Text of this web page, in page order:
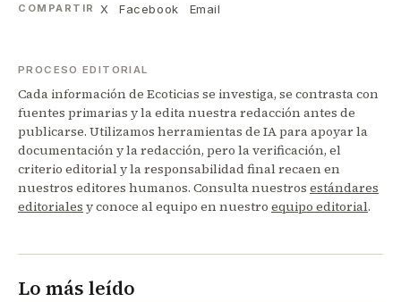
COMPARTIR X Facebook Email
PROCESO EDITORIAL
Cada información de Ecoticias se investiga, se contrasta con
fuentes primarias y la edita nuestra redacción antes de
publicarse. Utilizamos herramientas de IA para apoyar la
documentación y la redacción, pero la verificación, el
criterio editorial y la responsabilidad final recaen en
nuestros editores humanos. Consulta nuestros estándares
editoriales y conoce al equipo en nuestro equipo editorial.
Lo más leído